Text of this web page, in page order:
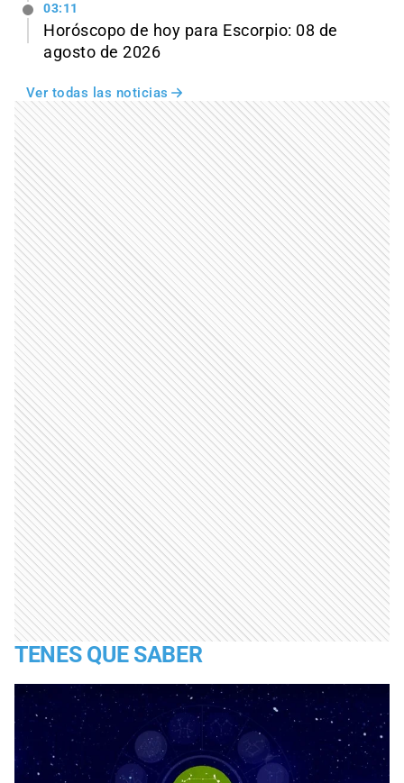
03:11
Horóscopo de hoy para Escorpio: 08 de
agosto de 2026
Ver todas las noticias
TENES QUE SABER